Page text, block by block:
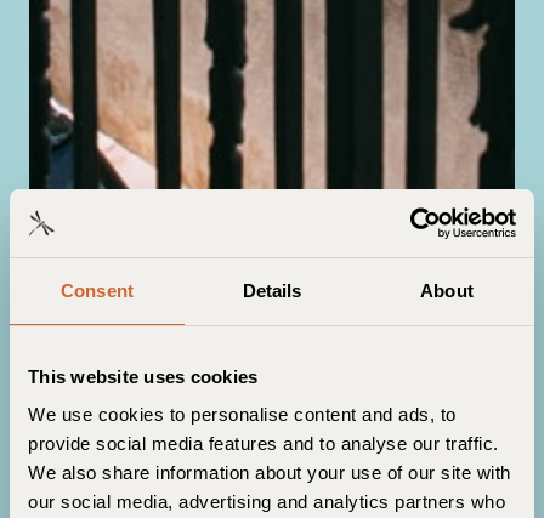
Consent Details About
This website uses cookies
We use cookies to personalise content and ads, to
provide social media features and to analyse our traffic.
We also share information about your use of our site with
our social media, advertising and analytics partners who
Hoteller i Cote d’Azur
Har du nogensinde drømt om